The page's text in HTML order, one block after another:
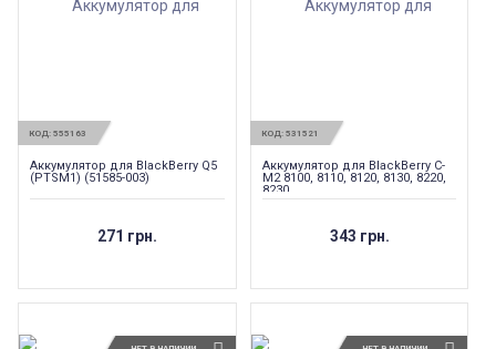
КОД: 555163
Аккумулятор для BlackBerry Q5
(PTSM1) (51585-003)
271 грн.
КОД: 531521
Аккумулятор для BlackBerry C-
M2 8100, 8110, 8120, 8130, 8220,
8230
343 грн.